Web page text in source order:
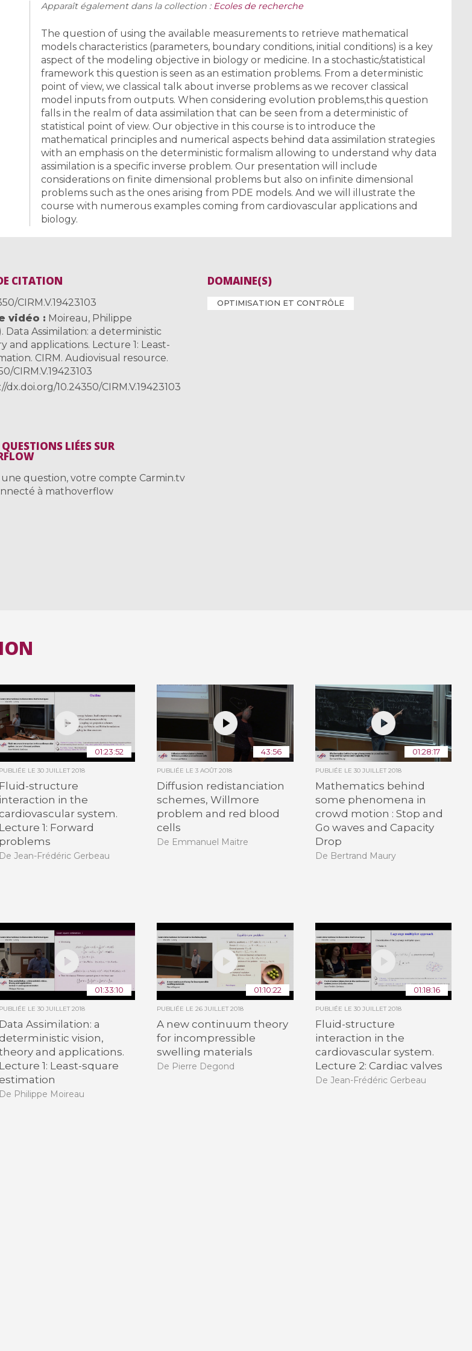
Apparaît également dans la collection : Ecoles de recherche
The question of using the available measurements to retrieve mathematical
models characteristics (parameters, boundary conditions, initial conditions) is a key
aspect of the modeling objective in biology or medicine. In a stochastic/statistical
framework this question is seen as an estimation problems. From a deterministic
point of view, we classical talk about inverse problems as we recover classical
model inputs from outputs. When considering evolution problems,this question
falls in the realm of data assimilation that can be seen from a deterministic of
statistical point of view. Our objective in this course is to introduce the
mathematical principles and numerical aspects behind data assimilation strategies
with an emphasis on the deterministic formalism allowing to understand why data
assimilation is a specific inverse problem. Our presentation will include
considerations on finite dimensional problems but also on infinite dimensional
problems such as the ones arising from PDE models. And we will illustrate the
course with numerous examples coming from cardiovascular applications and
biology.
CITATION
CIRM.V.19423103
vidéo
Moireau, Philippe
Data Assimilation: a deterministic
and applications. Lecture 1: Least-
CIRM. Audiovisual resource.
CIRM.V.19423103
dx.doi.org/10.24350/CIRM.V.19423103
DOMAINE(S)
OPTIMISATION ET CONTRÔLE
QUESTIONS LIÉES SUR
question, votre compte Carmin.tv
à mathoverflow
01:23:52
PUBLIÉE LE 30 JUILLET 2018
Fluid-structure
interaction in the
system.
Lecture 1: Forward
problems
De Jean-Frédéric Gerbeau
43:56
PUBLIÉE LE3 AOÛT 2018
Diffusion redistanciation
schemes, Willmore
problem and red blood
cells
De Emmanuel Maitre
01:28:17
PUBLIÉE LE 30 JUILLET 2018
Mathematics behind
some phenomena in
crowd motion : Stop and
Go waves and Capacity
Drop
De Bertrand Maury
01:33:10
PUBLIÉE LE 30 JUILLET 2018
Data Assimilation: a
vision,
and applications.
Lecture 1: Least-square
De Philippe Moireau
01:10:22
PUBLIÉE LE26 JUILLET 2018
A new continuum theory
for incompressible
swelling materials
De Pierre Degond
01:18:16
PUBLIÉE LE 30 JUILLET 2018
Fluid-structure
interaction in the
cardiovascular system.
Lecture 2: Cardiac valves
De Jean-Frédéric Gerbeau